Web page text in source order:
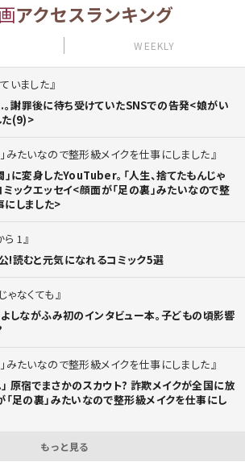
アクセスランキング
WEEKLY
いました
。謝罪後に待ち受けていたSNSでの告発<娘がい
た(9)>
みたいなので整形級メイクを仕事にしました
」に変身したYouTuber。「人生、捨てたもんじゃ
ミックエッセイ<顔面が「足の裏」みたいなので整
にしました>
1
!読むと元気になれるコミック5選
ゃなくても
よしながふみ初のインタビュー本。子どもの頃影響
みたいなので整形級メイクを仕事にしました
原宿でまさかのスカウト? 詐欺メイクが全国に放
足の裏」みたいなので整形級メイクを仕事にし
もっと見る